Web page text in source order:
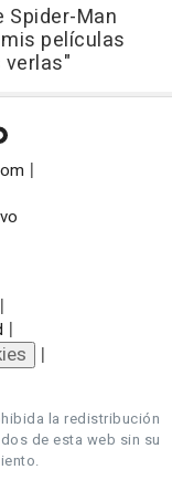
Spider-Man
películas
verlas"
|
|
|
|
la redistribución
de esta web sin su